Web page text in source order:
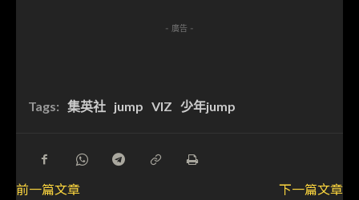
- 廣告 -
Tags: 集英社 jump VIZ 少年jump
前一篇文章
下一篇文章